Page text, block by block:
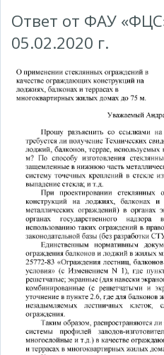
Ответ от ФАУ
05.02.2020 г.